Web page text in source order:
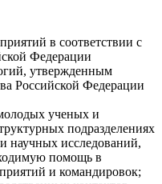
в соответствии с
Федерации
утвержденным
Российской Федерации
ученых и
подразделениях
научных исследований,
помощь в
и командировок;